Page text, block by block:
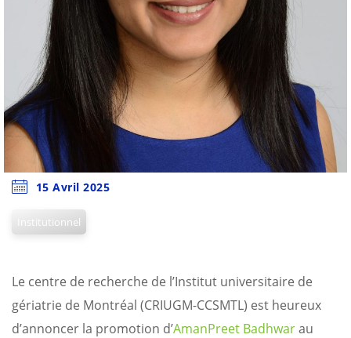
15 Avril 2025
Institutionnel
Le centre de recherche de l’Institut universitaire de
gériatrie de Montréal (CRIUGM-CCSMTL) est heureux
d’annoncer la promotion d’AmanPreet Badhwarau